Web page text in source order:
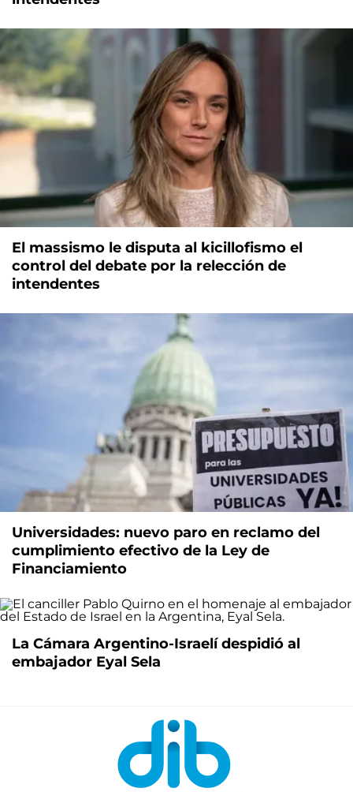
El massismo le disputa al kicillofismo el
control del debate por la relección de
intendentes
Universidades: nuevo paro en reclamo del
cumplimiento efectivo de la Ley de
Financiamiento
La Cámara Argentino-Israelí despidió al
embajador Eyal Sela